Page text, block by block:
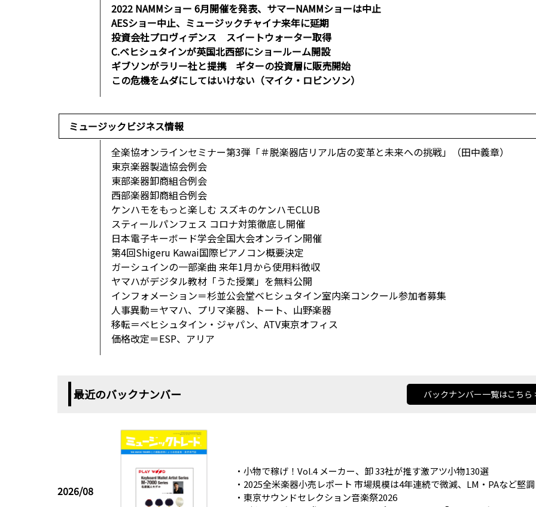
2022 NAMMショー 6月開催を発表、サマーNAMMショーは中止
AESショー中止、ミュージックチャイナ来年に延期
投資会社プロヴィデンス スイートウォーター取得
C.ベヒシュタインが英国北西部にショールーム開設
ギブソンがラリー社と提携 ギターの投資層に販売開始
この危機をムダにしてはいけない（マイク・ロビンソン）
ミュージックビジネス情報
全楽協オンラインセミナー第3弾「＃脱楽器店リアル店の変革と未来への挑戦」（田中義章）
東京楽器製造協会例会
東部楽器卸商組合例会
西部楽器卸商組合例会
ケンハモをもっと楽しむ スズキのケンハモCLUB
スティールパンフェス コロナ対策徹底し開催
日本電子キーボード学会全国大会オンライン開催
第4回Shigeru Kawai国際ピアノコン概要決定
ガーシュインの一部楽曲 来年1月から使用料徴収
ヤマハがデジタル教材「うた授業」を無料公開
インフォメーション＝杉並公会堂ベヒシュタイン室内楽コンクール参加者募集
人事異動＝ヤマハ、プリマ楽器、トート、山野楽器
移転＝ベヒシュタイン・ジャパン、ATV東京オフィス
価格改定＝ESP、アリア
最近のバックナンバー バックナンバー一覧はこちら
2026/08
・小物で稼げ！Vol.4 メーカー、卸 33社が推す激アツ小物130選
・2025全米楽器小売レポート 市場規模は4年連続で微減、LM・PAなど堅
・東京サウンドセレクション音楽祭2026